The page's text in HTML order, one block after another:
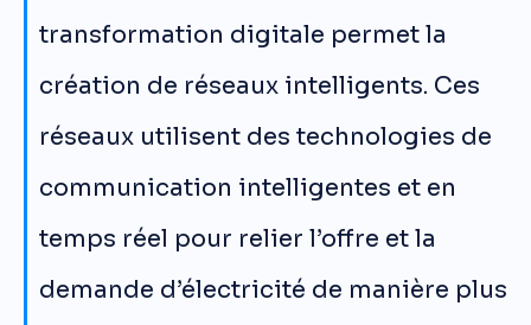
transformation digitale permet la
création de réseaux intelligents. Ces
réseaux utilisent des technologies de
communication intelligentes et en
temps réel pour relier l’offre et la
demande d’électricité de manière plus